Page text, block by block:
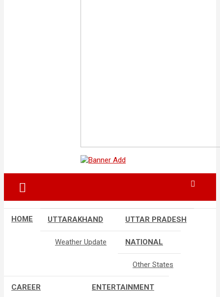
HOME UTTARAKHAND
Weather Update
UTTAR PRADESH
NATIONAL
Other States
CAREER ENTERTAINMENT